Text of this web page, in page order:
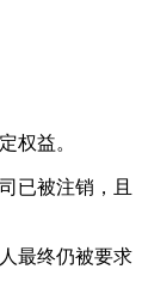
权益。
已被注销，且
最终仍被要求